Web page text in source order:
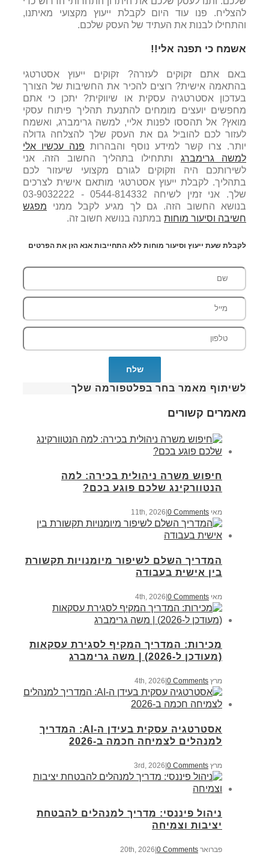
להצליח. פנו עוד היום לקבלת ייעוץ מקצועי מאיתנו,
והתחילו לבנות את העתיד של העסק שלכם.
אשמח כי תפנה אלי!!
באם אתם זקוקים לעזרה? זקוקים ייעוץ אסטרטגי
בהתאמה אישית? רוצים להכיר את החשיבות של הצורך
בעדכון אסטרטגיה עסקית או שיווקית? יתכן כי אתם
מחפשים יועצים מומחים להתנעת תהליך פיתוח עסקי
מואץ? אל תהססו לפנות אליי, למשה גרימברג, ואשמח
לעזור לכם להוביל גם את העסק שלך להצלחה גדולה
יותר. צרו קשר למידע נוסף והבהרות פנה עכשיו אלי
למשה גרימברג
ותתחילו בתהליך החשוב הזה. אני
לשירותכם היה וזקוקים לגורם מקצועי שיעזור לכם
בתהליך. לקבלת ייעוץ אסטרטגי מותאם אישית לצרכים
שלך. אני זמין לשיחה 0544-814332 - 03-9032222
בנושא החשוב הזה. גם לך מגיע לקבל ממני מפגש
חשיבה וסיעור מוחות במתנה בנושא חשוב זה.
לקבלת שעת ייעוץ וסיעור מוחות ללא התחייבות אנא הזן את הפרטים
לשיתוף מאמר בחר בפלטפורמה שלך
מאמרים קשורים
חיפוש משרה ניהולית בכירה: למה
הנטוורקינג שלכם פוגע בכם?
מאי 11th, 2026 0 Comments
המדריך השלם לשיפור מיומנויות תקשורת
בין אישית בעבודה
מאי 4th, 2026 |0 Comments
מכירות: המדריך המקיף לסגירת עסקאות
(מעודכן ל-2026) | משה גרימברג
מרץ 4th, 2026 0 Comments
אסטרטגיה עסקית בעידן ה-AI: המדריך
למנהלים לצמיחה חכמה ב-2026
מרץ 3rd, 2026 0 Comments
ניהול פיננסי: מדריך למנהלים להבטחת
יציבות וצמיחה
פברואר 20th, 2026 0 Comments